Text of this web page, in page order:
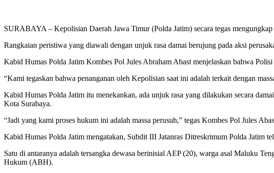
SURABAYA – Kepolisian Daerah Jawa Timur (Polda Jatim) secara tegas
Rangkaian peristiwa yang diawali dengan unjuk rasa damai berujung pada aksi
Kabid Humas Polda Jatim Kombes Pol Jules Abraham Abast menjelaskan bahwa
“Kami tegaskan bahwa penanganan oleh Kepolisian saat ini adalah terkait dengan
Kabid Humas Polda Jatim itu menekankan, ada unjuk rasa yang dilakukan secara
Kota Surabaya.
“Jadi yang kami proses hukum ini adalah massa perusuh,” tegas Kombes Pol Jules
Kabid Humas Polda Jatim mengatakan, Subdit III Jatanras Ditreskrimum Polda Jatim
Satu di antaranya adalah tersangka dewasa berinisial AEP (20), warga asal Maluku
Hukum (ABH).